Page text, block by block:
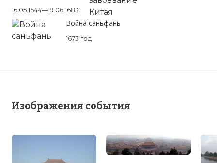
16.05.1644—19.06.1683
Война саньфань
1673 год
Изображения события